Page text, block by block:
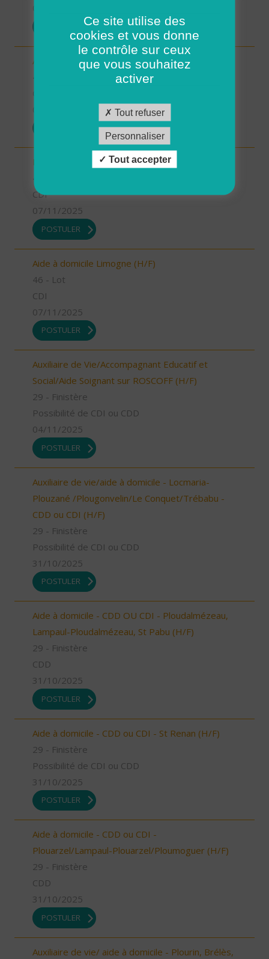
Aide-soignant.e Limogne en Quercy (H/F)
Responsable du développement (H/F)
CDI
07/11/2025
POSTULER
Aide à domicile Limogne (H/F)
46 - Lot
CDI
07/11/2025
POSTULER
Auxiliaire de Vie/Accompagnant Educatif et
Social/Aide Soignant sur ROSCOFF (H/F)
29 - Finistère
Possibilité de CDI ou CDD
04/11/2025
POSTULER
Auxiliaire de vie/aide à domicile - Locmaria-
Plouzané /Plougonvelin/Le Conquet/Trébabu -
CDD ou CDI (H/F)
29 - Finistère
Possibilité de CDI ou CDD
31/10/2025
POSTULER
Aide à domicile - CDD OU CDI - Ploudalmézeau,
Lampaul-Ploudalmézeau, St Pabu (H/F)
29 - Finistère
CDD
31/10/2025
POSTULER
Aide à domicile - CDD ou CDI - St Renan (H/F)
29 - Finistère
Possibilité de CDI ou CDD
31/10/2025
POSTULER
Aide à domicile - CDD ou CDI -
Plouarzel/Lampaul-Plouarzel/Ploumoguer (H/F)
29 - Finistère
CDD
31/10/2025
POSTULER
Auxiliaire de vie/ aide à domicile - Plourin, Brélès,
Ce site utilise des
cookies et vous donne
le contrôle sur ceux
que vous souhaitez
activer
Tout refuser
Personnaliser
Tout accepter